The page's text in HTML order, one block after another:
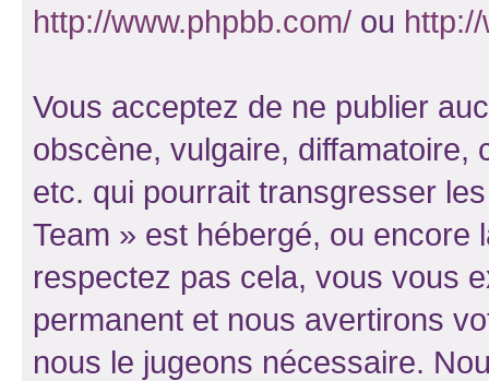
http://www.phpbb.com/ ou
Vous acceptez de ne publier
obscène, vulgaire, diffamatoire,
etc. qui pourrait transgresser
Team » est hébergé, ou encore
respectez pas cela, vous vous
permanent et nous avertirons
nous le jugeons nécessaire.